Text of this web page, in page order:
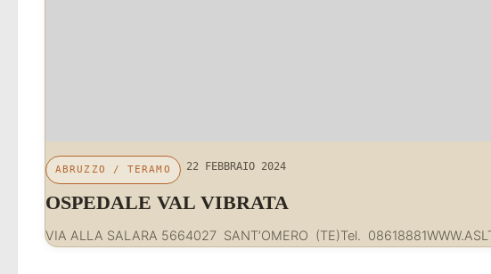
ABRUZZO /TERAMO 22 FEBBRAIO 2024
OSPEDALE VAL VIBRATA
VIA ALLA SALARA 5664027 SANT’OMERO (TE)Tel.